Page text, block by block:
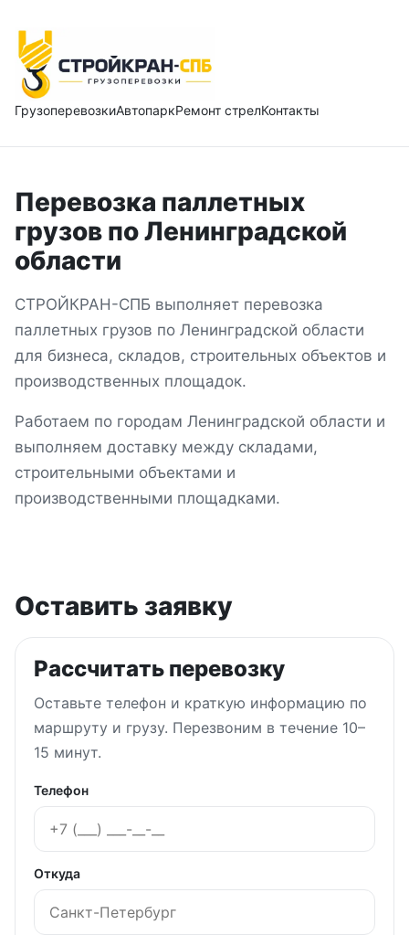
ГрузоперевозкиАвтопаркРемонт стрелКонтакты
Перевозка паллетных
грузов по Ленинградской
области
СТРОЙКРАН-СПБ выполняет перевозка
паллетных грузов по Ленинградской области
для бизнеса, складов, строительных объектов и
производственных площадок.
Работаем по городам Ленинградской области и
выполняем доставку между складами,
строительными объектами и
производственными площадками.
Оставить заявку
Рассчитать перевозку
Оставьте телефон и краткую информацию по
маршруту и грузу. Перезвоним в течение 10–
15 минут.
Телефон
Откуда